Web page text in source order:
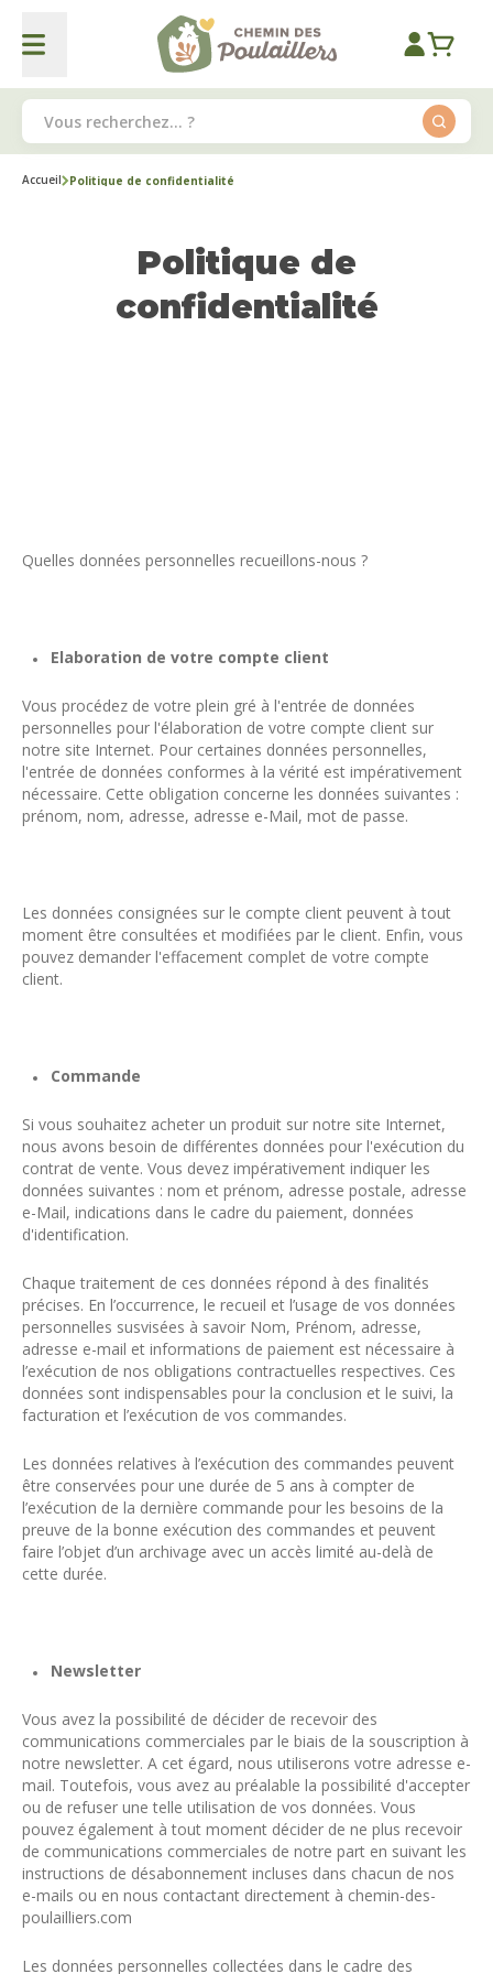
Accueil Politique de confidentialité
Politique de
confidentialité
Quelles données personnelles recueillons-nous ?
Elaboration de votre compte client
Vous procédez de votre plein gré à l'entrée de données
personnelles pour l'élaboration de votre compte client sur
notre site Internet. Pour certaines données personnelles,
l'entrée de données conformes à la vérité est impérativement
nécessaire. Cette obligation concerne les données suivantes :
prénom, nom, adresse, adresse e-Mail, mot de passe.
Les données consignées sur le compte client peuvent à tout
moment être consultées et modifiées par le client. Enfin, vous
pouvez demander l'effacement complet de votre compte
client.
Commande
Si vous souhaitez acheter un produit sur notre site Internet,
nous avons besoin de différentes données pour l'exécution du
contrat de vente. Vous devez impérativement indiquer les
données suivantes : nom et prénom, adresse postale, adresse
e-Mail, indications dans le cadre du paiement, données
d'identification.
Chaque traitement de ces données répond à des finalités
précises. En l’occurrence, le recueil et l’usage de vos données
personnelles susvisées à savoir Nom, Prénom, adresse,
adresse e-mail et informations de paiement est nécessaire à
l’exécution de nos obligations contractuelles respectives. Ces
données sont indispensables pour la conclusion et le suivi, la
facturation et l’exécution de vos commandes.
Les données relatives à l’exécution des commandes peuvent
être conservées pour une durée de 5 ans à compter de
l’exécution de la dernière commande pour les besoins de la
preuve de la bonne exécution des commandes et peuvent
faire l’objet d’un archivage avec un accès limité au-delà de
cette durée.
Newsletter
Vous avez la possibilité de décider de recevoir des
communications commerciales par le biais de la souscription à
notre newsletter. A cet égard, nous utiliserons votre adresse e-
mail. Toutefois, vous avez au préalable la possibilité d'accepter
ou de refuser une telle utilisation de vos données. Vous
pouvez également à tout moment décider de ne plus recevoir
de communications commerciales de notre part en suivant les
instructions de désabonnement incluses dans chacun de nos
e-mails ou en nous contactant directement à chemin-des-
poulailliers.com
Les données personnelles collectées dans le cadre des